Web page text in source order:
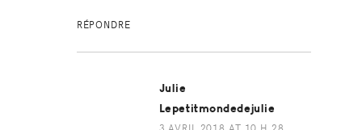
RÉPONDRE
Julie
Lepetitmondedejulie